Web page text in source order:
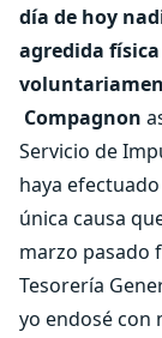
día de hoy
agredida
Compagnon
Servicio de
haya
única causa
marzo pasado
Tesorería
yo endosé con